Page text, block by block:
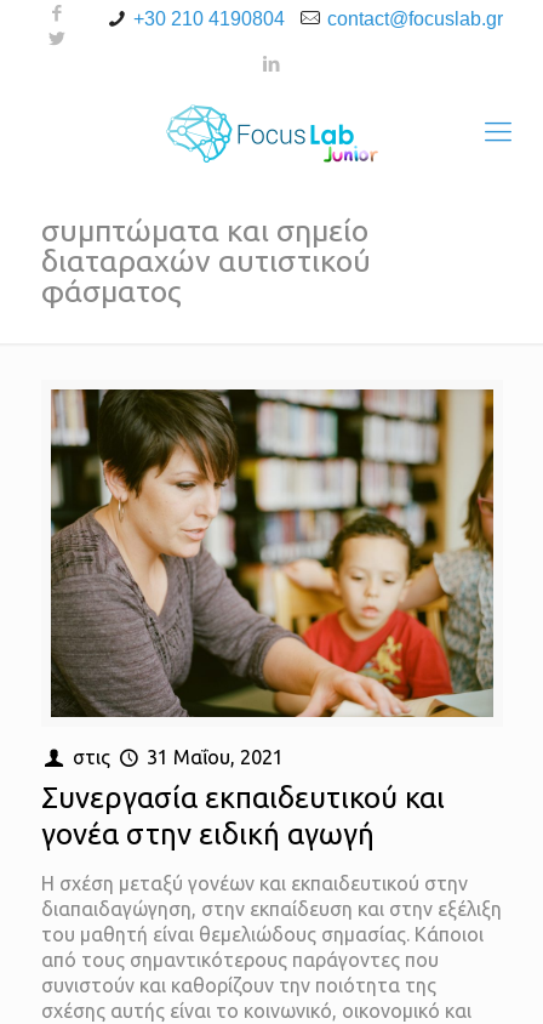
+30 210 4190804 contact@focuslab.gr
συμπτώματα και σημείο
διαταραχών αυτιστικού
φάσματος
στις 31 Μαΐου, 2021
Συνεργασία εκπαιδευτικού και
γονέα στην ειδική αγωγή
Η σχέση μεταξύ γονέων και εκπαιδευτικού στην
διαπαιδαγώγηση, στην εκπαίδευση και στην εξέλιξη
του μαθητή είναι θεμελιώδους σημασίας. Κάποιοι
από τους σημαντικότερους παράγοντες που
συνιστούν και καθορίζουν την ποιότητα της
σχέσης αυτής είναι το κοινωνικό, οικονομικό και